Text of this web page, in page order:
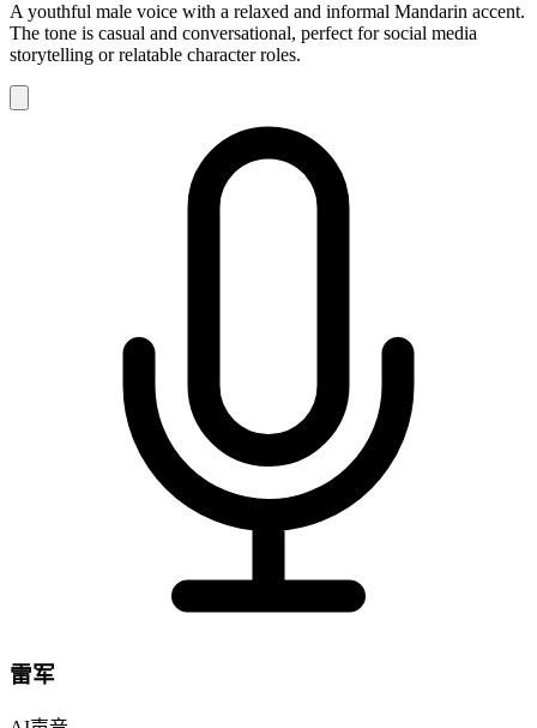
A youthful male voice with a relaxed and informal Mandarin accent.
The tone is casual and conversational, perfect for social media
storytelling or relatable character roles.
雷军